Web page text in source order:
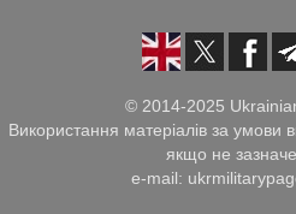
© 2014-2025
Використання матеріалів за
якщо не
e-mail: